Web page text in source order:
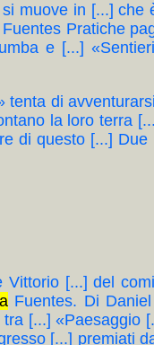
muove in [...] che
Pratiche
e [...]
tenta di
la loro terra
di questo [...] Due
[...] del
Fuentes. Di
[...] «Paesaggio
[...] premiati